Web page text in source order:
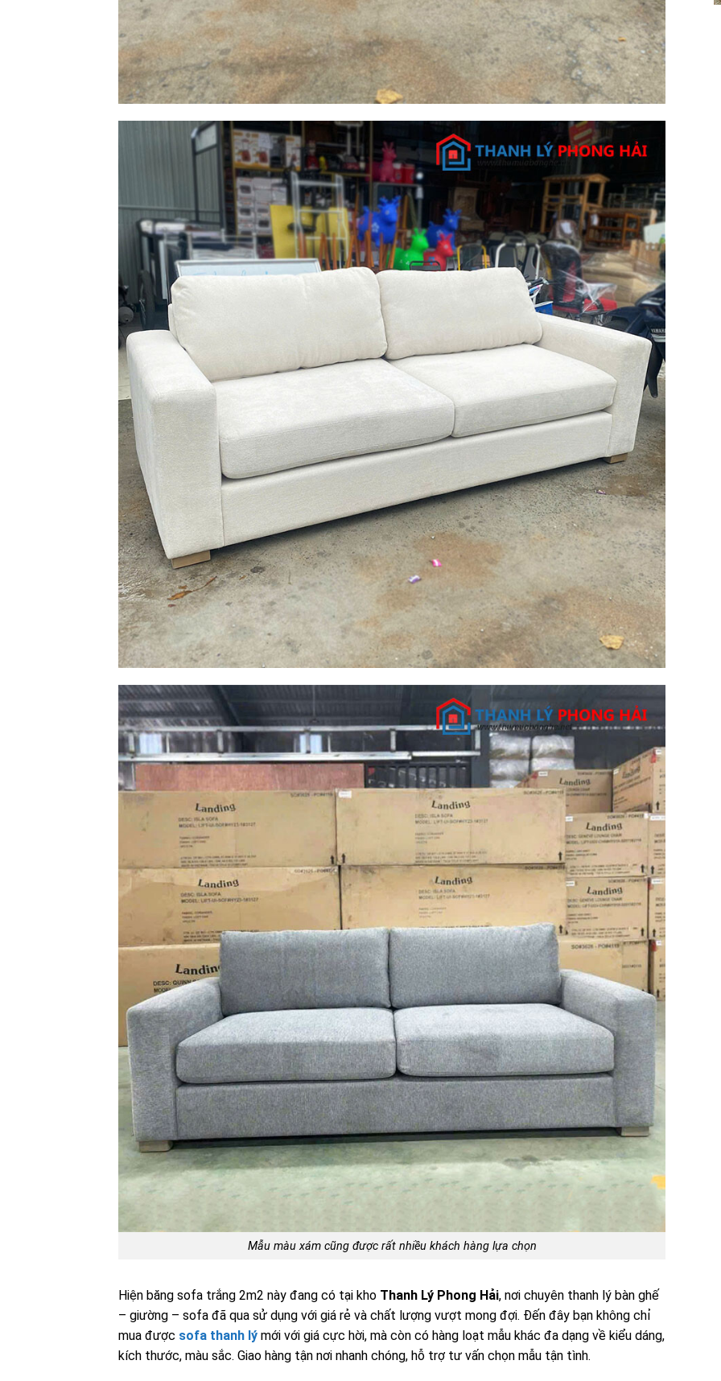
Mẫu màu xám cũng được rất nhiều khách hàng lựa chọn
Hiện băng sofa trắng 2m2 này đang có tại kho Thanh Lý Phong Hải, nơi chuyên thanh lý bàn ghế
– giường – sofa đã qua sử dụng với giá rẻ và chất lượng vượt mong đợi. Đến đây bạn không chỉ
mua được sofa thanh lý mới với giá cực hời, mà còn có hàng loạt mẫu khác đa dạng về kiểu dáng,
kích thước, màu sắc. Giao hàng tận nơi nhanh chóng, hỗ trợ tư vấn chọn mẫu tận tình.